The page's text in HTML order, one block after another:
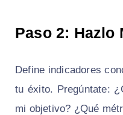
Paso 2: Hazlo
Define indicadores
tu éxito. Pregúntate:
mi objetivo? ¿Qué